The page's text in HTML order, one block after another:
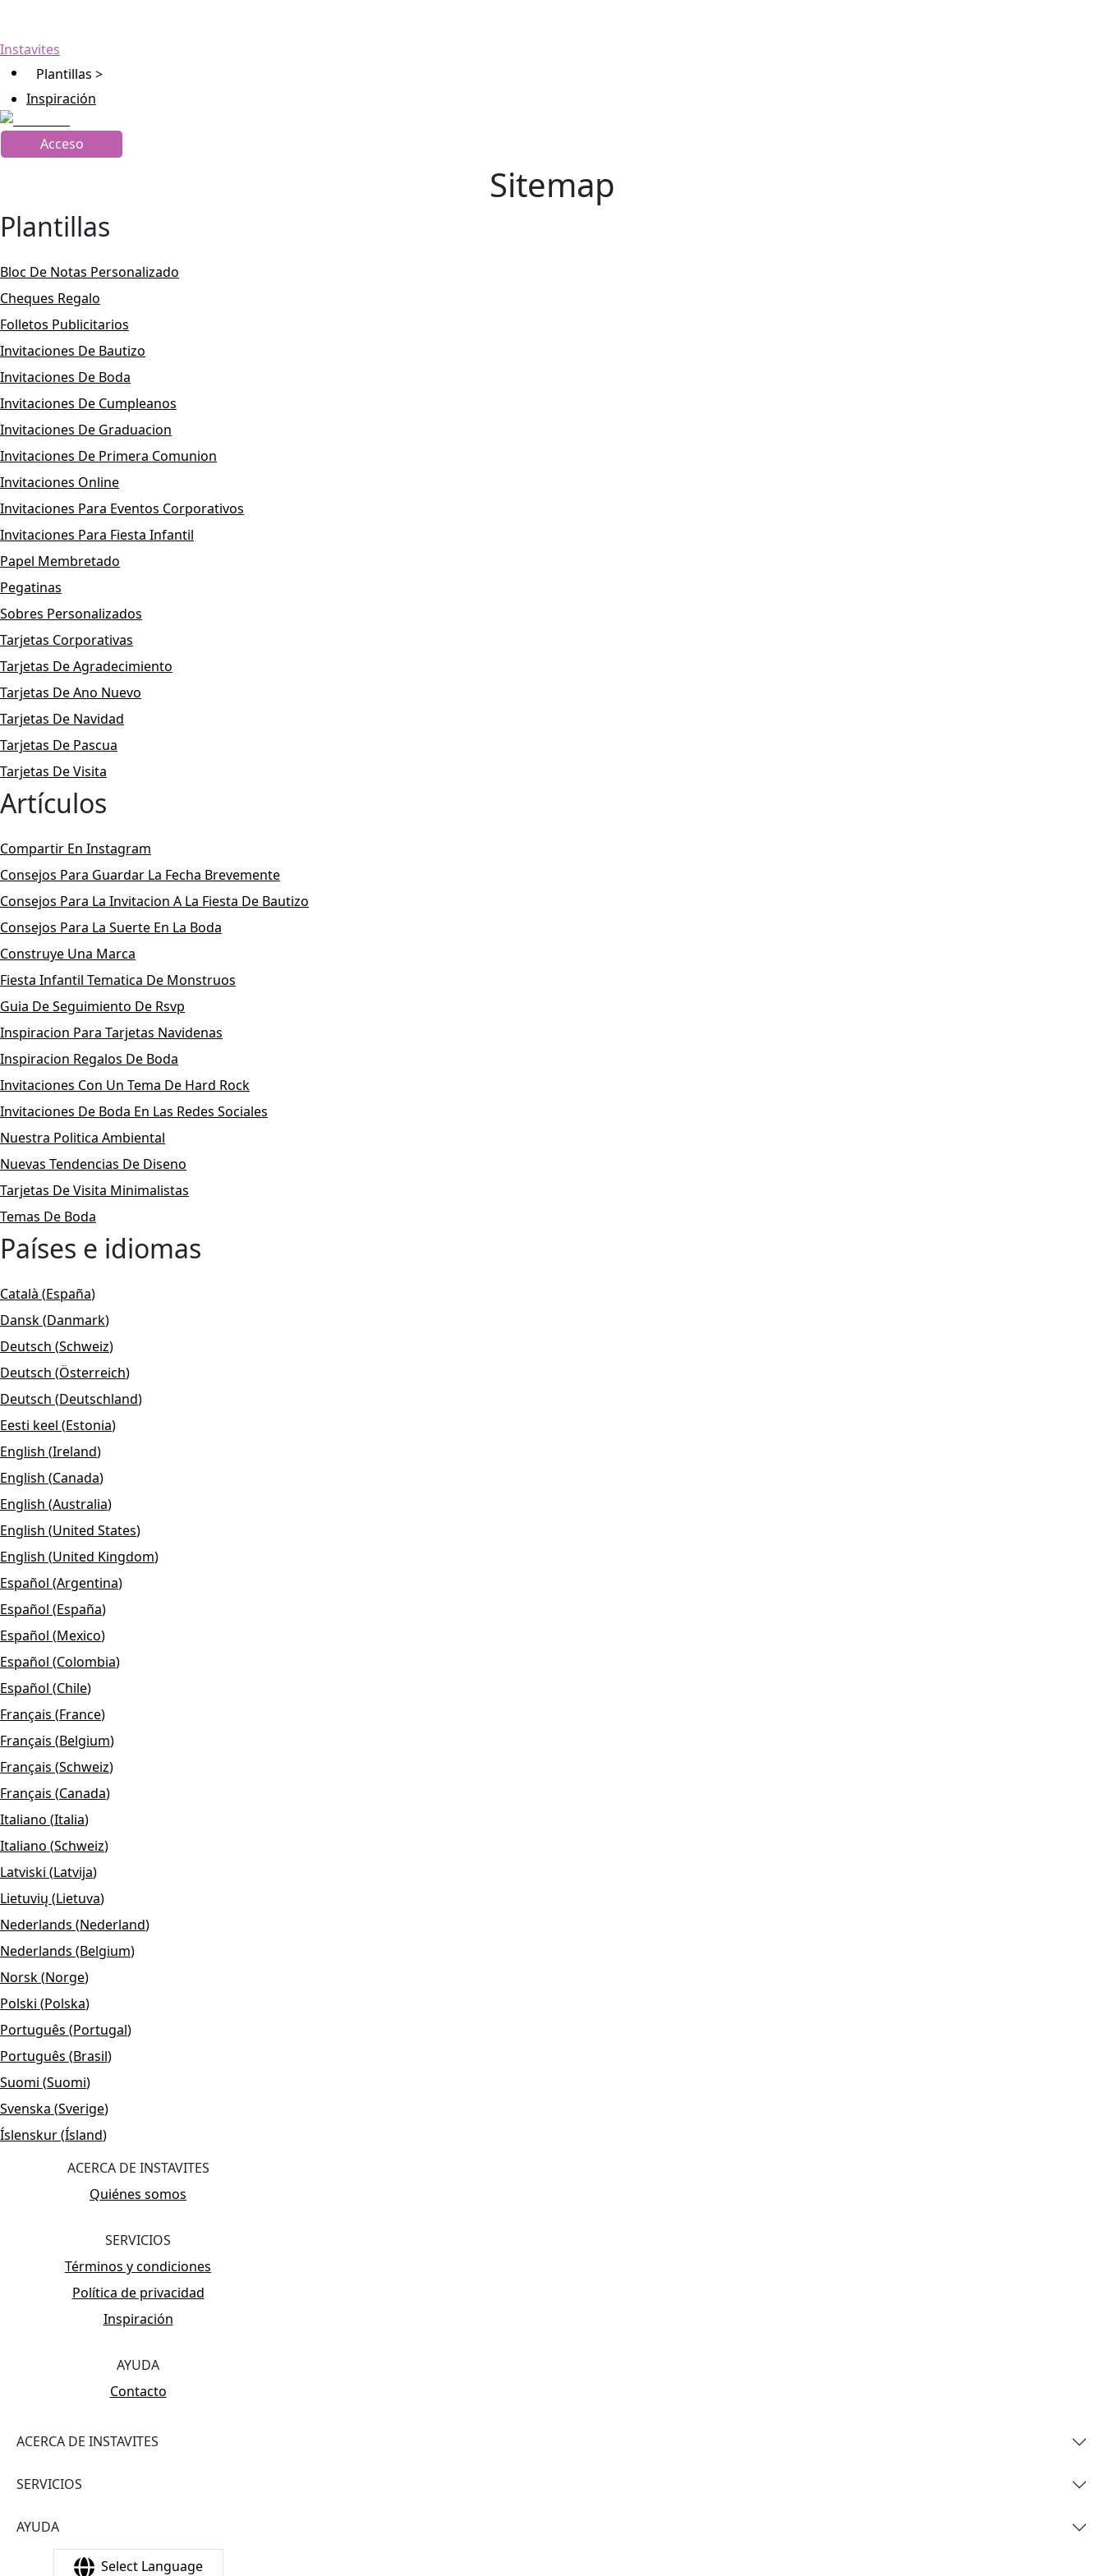
Instavites
Plantillas >
Inspiración
Acceso
Sitemap
Plantillas
Bloc De Notas Personalizado
Cheques Regalo
Folletos Publicitarios
Invitaciones De Bautizo
Invitaciones De Boda
Invitaciones De Cumpleanos
Invitaciones De Graduacion
Invitaciones De Primera Comunion
Invitaciones Online
Invitaciones Para Eventos Corporativos
Invitaciones Para Fiesta Infantil
Papel Membretado
Pegatinas
Sobres Personalizados
Tarjetas Corporativas
Tarjetas De Agradecimiento
Tarjetas De Ano Nuevo
Tarjetas De Navidad
Tarjetas De Pascua
Tarjetas De Visita
Artículos
Compartir En Instagram
Consejos Para Guardar La Fecha Brevemente
Consejos Para La Invitacion A La Fiesta De Bautizo
Consejos Para La Suerte En La Boda
Construye Una Marca
Fiesta Infantil Tematica De Monstruos
Guia De Seguimiento De Rsvp
Inspiracion Para Tarjetas Navidenas
Inspiracion Regalos De Boda
Invitaciones Con Un Tema De Hard Rock
Invitaciones De Boda En Las Redes Sociales
Nuestra Politica Ambiental
Nuevas Tendencias De Diseno
Tarjetas De Visita Minimalistas
Temas De Boda
Países e idiomas
Català (España)
Dansk(Danmark)
Deutsch (Schweiz)
Deutsch (Österreich)
Deutsch (Deutschland)
Eesti keel (Estonia)
English (Ireland)
English (Canada)
English (Australia)
English (United States)
English (United Kingdom)
Español (Argentina)
Español (España)
Español (Mexico)
Español (Colombia)
Español (Chile)
Français (France)
Français (Belgium)
Français (Schweiz)
Français (Canada)
Italiano (Italia)
Italiano (Schweiz)
Latviski (Latvija)
Lietuvių (Lietuva)
Nederlands (Nederland)
Nederlands (Belgium)
Norsk(Norge)
Polski (Polska)
Português (Portugal)
Português (Brasil)
Suomi (Suomi)
Svenska (Sverige)
Íslenskur(Ísland)
ACERCA DE INSTAVITES
Quiénes somos
SERVICIOS
Términos y condiciones
Política de privacidad
Inspiración
AYUDA
Contacto
ACERCA DE INSTAVITES
SERVICIOS
AYUDA
Select Language